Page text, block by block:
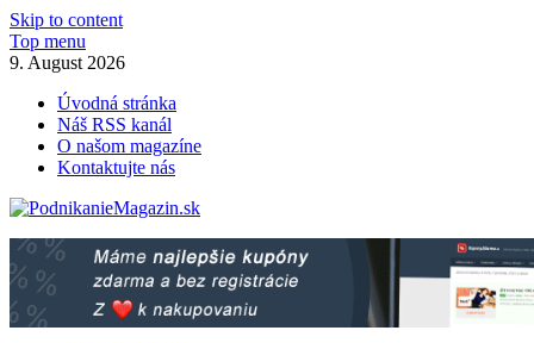
Skip to content
Top menu
9. August 2026
Úvodná stránka
Náš RSS kanál
O našom magazíne
Kontaktujte nás
PodnikanieMagazin.sk
Podnikanie magazín – praktické rady pre Váš biznis!